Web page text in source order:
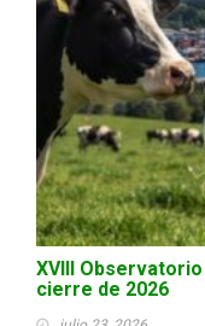
XVIII
cierre de 2026